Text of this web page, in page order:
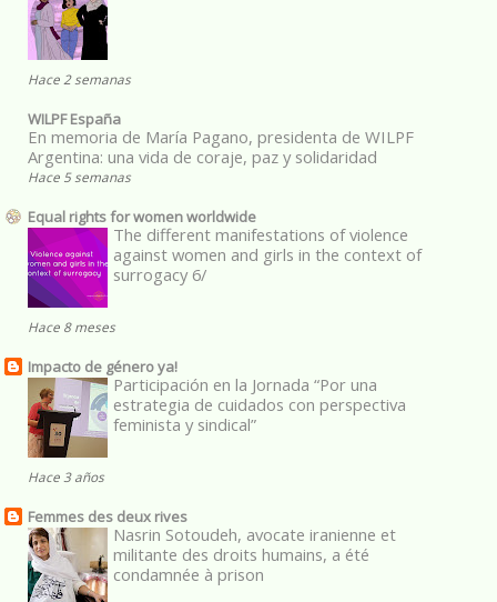
Hace 2 semanas
WILPF España
En memoria de María Pagano, presidenta de WILPF
Argentina: una vida de coraje, paz y solidaridad
Hace 5 semanas
Equal rights for women worldwide
The different manifestations of violence
against women and girls in the context of
surrogacy 6/
Hace 8 meses
Impacto de género ya!
Participación en la Jornada “Por una
estrategia de cuidados con perspectiva
feminista y sindical”
Hace 3 años
Femmes des deux rives
Nasrin Sotoudeh, avocate iranienne et
militante des droits humains, a été
condamnée à prison